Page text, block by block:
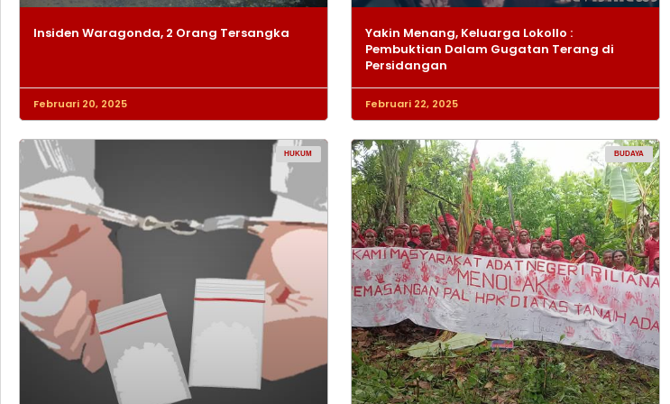
Insiden Waragonda, 2 Orang Tersangka
Februari 20, 2025
Yakin Menang, Keluarga Lokollo :
Pembuktian Dalam Gugatan Terang di
Persidangan
Februari 22, 2025
HUKUM BUDAYA